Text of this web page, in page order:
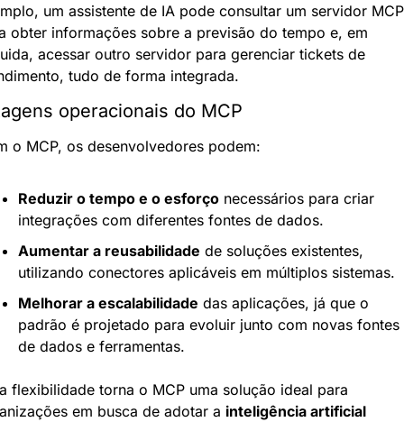
um assistente de IA pode consultar um servidor MCP
obter informações sobre a previsão do tempo e, em
acessar outro servidor para gerenciar tickets de
tudo de forma integrada.
operacionais do MCP
o MCP, os desenvolvedores podem:
Reduzir o tempo e o esforço necessários para criar
integrações com diferentes fontes de dados.
Aumentar a reusabilidade de soluções existentes,
utilizando conectores aplicáveis em múltiplos sistemas.
Melhorar a escalabilidade das aplicações, já que o
padrão é projetado para evoluir junto com novas fontes
de dados e ferramentas.
flexibilidade torna o MCP uma solução ideal para
em busca de adotar a inteligência artificial